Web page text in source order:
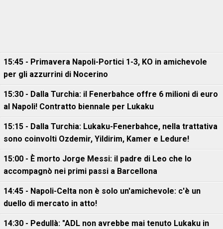
15:45 - Primavera Napoli-Portici 1-3, KO in amichevole
per gli azzurrini di Nocerino
15:30 - Dalla Turchia: il Fenerbahce offre 6 milioni di euro
al Napoli! Contratto biennale per Lukaku
15:15 - Dalla Turchia: Lukaku-Fenerbahce, nella trattativa
sono coinvolti Ozdemir, Yildirim, Kamer e Ledure!
15:00 - È morto Jorge Messi: il padre di Leo che lo
accompagnò nei primi passi a Barcellona
14:45 - Napoli-Celta non è solo un'amichevole: c'è un
duello di mercato in atto!
14:30 - Pedullà: "ADL non avrebbe mai tenuto Lukaku in